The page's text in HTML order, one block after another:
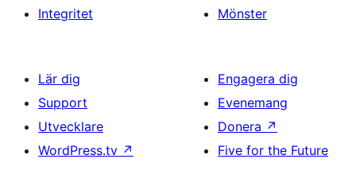
Integritet
Mönster
Lär dig
Support
Utvecklare
WordPress.tv ↗
Engagera dig
Evenemang
Donera ↗
Five for the Future